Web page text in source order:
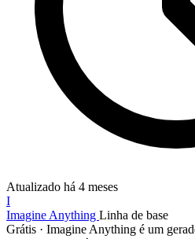
Atualizado há 4 meses
I
Imagine Anything Linha de base
Grátis · Imagine Anything é um